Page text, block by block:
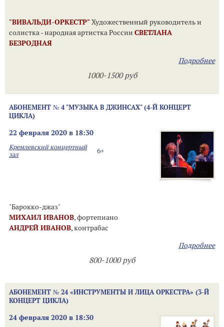
"ВИВАЛЬДИ-ОРКЕСТР" Художественный руководитель и
солистка - народная артистка России СВЕТЛАНА
БЕЗРОДНАЯ
Подробнее
1000-1500 руб
АБОНЕМЕНТ № 4 "МУЗЫКА В ДЖИНСАХ" (4-Й КОНЦЕРТ
ЦИКЛА)
22 февраля 2020 в 18:30
6+
Кремлевский концертный
зал
"Барокко-джаз"
МИХАИЛ ИВАНОВ, фортепиано
АНДРЕЙ ИВАНОВ, контрабас
Подробнее
800-1000 руб
АБОНЕМЕНТ № 24 «ИНСТРУМЕНТЫ И ЛИЦА ОРКЕСТРА» (3-Й
КОНЦЕРТ ЦИКЛА)
24 февраля 2020 в 18:30